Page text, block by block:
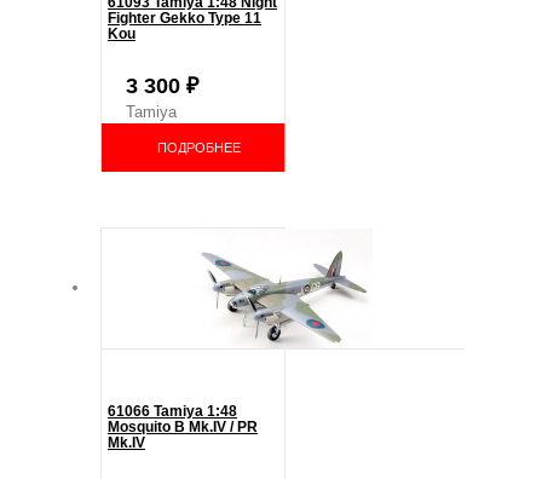
Fighter Gekko Type 11
Kou
3 300 ₽
Tamiya
ПОДРОБНЕЕ
61066 Tamiya 1:48
Mosquito B Mk.IV / PR
Mk.IV